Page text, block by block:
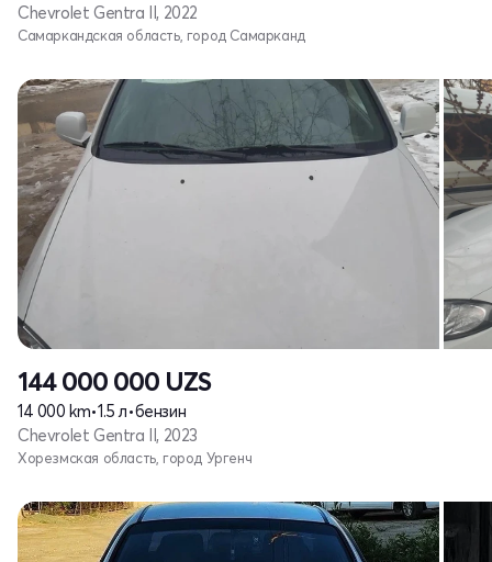
Chevrolet Gentra II, 2022
Самаркандская область, город Самарканд
144 000 000 UZS
14 000 km•1.5 л•бензин
Chevrolet Gentra II, 2023
Хорезмская область, город Ургенч